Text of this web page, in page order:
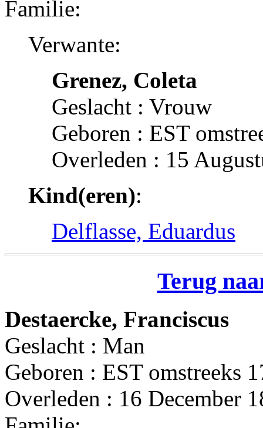
Familie:
Verwante:
Grenez, Coleta
Geslacht : Vrouw
Geboren : EST
Overleden : 15
Kind(eren):
Delflasse, Eduardus
Terug
Destaercke, Franciscus
Geslacht : Man
Geboren : EST omstreeks
Overleden : 16 December